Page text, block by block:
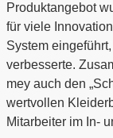
Produktangebot
für viele
System
verbesserte.
mey auch den
wertvollen
Mitarbeiter im In-